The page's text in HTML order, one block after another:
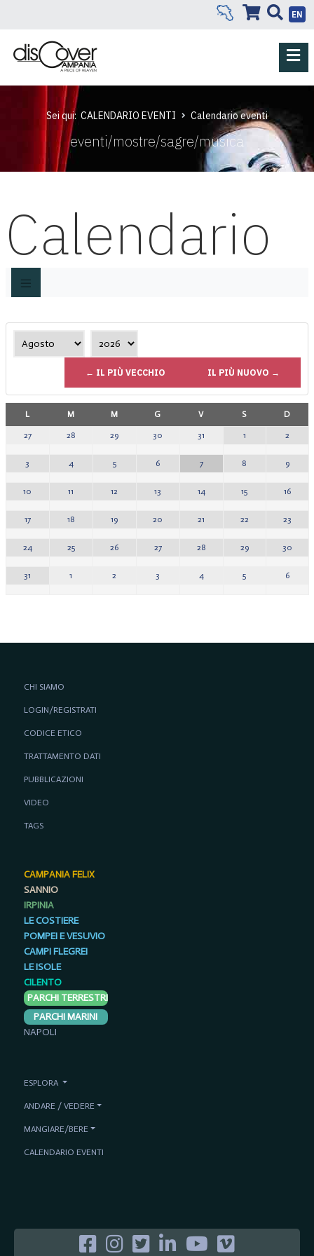
EN
Sei qui: CALENDARIO EVENTI Calendario eventi
eventi/mostre/sagre/musica
Calendario
← IL PIÙ VECCHIO IL PIÙ NUOVO →
L M M G V S D
27 28 29 30 31 1 2
3 4 5 6 7 8 9
10 11 12 13 14 15 16
17 18 19 20 21 22 23
24 25 26 27 28 29 30
31 1 2 3 4 5 6
CHI SIAMO
LOGIN/REGISTRATI
CODICE ETICO
TRATTAMENTO DATI
PUBBLICAZIONI
VIDEO
TAGS
CAMPANIA FELIX
SANNIO
IRPINIA
LE COSTIERE
POMPEI E VESUVIO
CAMPI FLEGREI
LE ISOLE
CILENTO
PARCHI TERRESTRI
PARCHI MARINI
NAPOLI
ESPLORA
ANDARE / VEDERE
MANGIARE/BERE
CALENDARIO EVENTI